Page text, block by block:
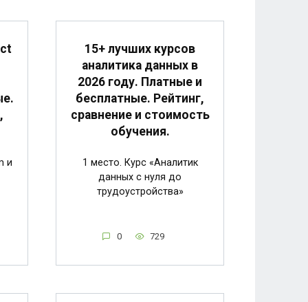
и
15+ лучших курсов
аналитика данных в
2026 году. Платные и
бесплатные. Рейтинг,
сравнение и стоимость
обучения.
1 место. Курс «Аналитик
данных с нуля до
трудоустройства»
0 729